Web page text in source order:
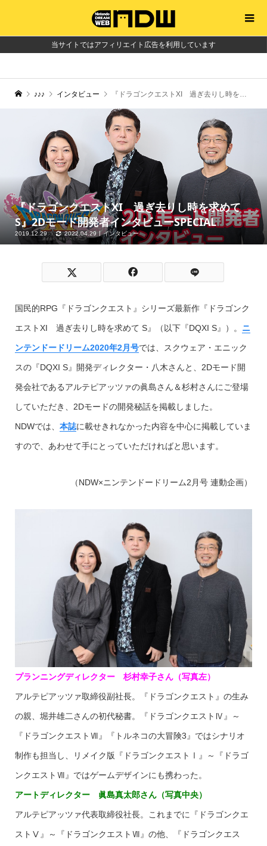
当サイトではアフィリエイト広告を利用しています
♪♪♪ インタビュー 『ドラゴンクエストXI 過ぎ去りし時を求めて S』2Dモード開発者インタビューSPECIAL
『ドラゴンクエストXI 過ぎ去りし時を求めて
S』2Dモード開発者インタビューSPECIAL
2019.12.29 2022.04.29 インタビュー
国民的RPG『ドラゴンクエスト』シリーズ最新作『ドラゴンク
エストXI 過ぎ去りし時を求めて S』（以下『DQXI S』）。 ニ
ンテンドードリーム2020年2月号では、スクウェア・エニック
スの『DQXI S』開発ディレクター・八木さんと、2Dモード開
発会社であるアルテピアッツァの眞島さん＆杉村さんにご登場
していただき、2Dモードの開発秘話を掲載しました。
NDWでは、 本誌に載せきれなかった内容を中心に掲載していま
すので、あわせて手にとっていただければと思います。
（NDW×ニンテンドードリーム2月号 連動企画）
プランニングディレクター 杉村幸子さん（写真左）
アルテピアッツァ取締役副社長。『ドラゴンクエスト』の生み
の親、堀井雄二さんの初代秘書。『ドラゴンクエストⅣ』～
『ドラゴンクエストⅦ』『トルネコの大冒険3』ではシナリオ
制作も担当し、リメイク版『ドラゴンクエストⅠ』～『ドラゴ
ンクエストⅦ』ではゲームデザインにも携わった。
アートディレクター 眞島真太郎さん（写真中央）
アルテピアッツァ代表取締役社長。これまでに『ドラゴンクエ
ストⅤ』～『ドラゴンクエストⅦ』の他、『ドラゴンクエス